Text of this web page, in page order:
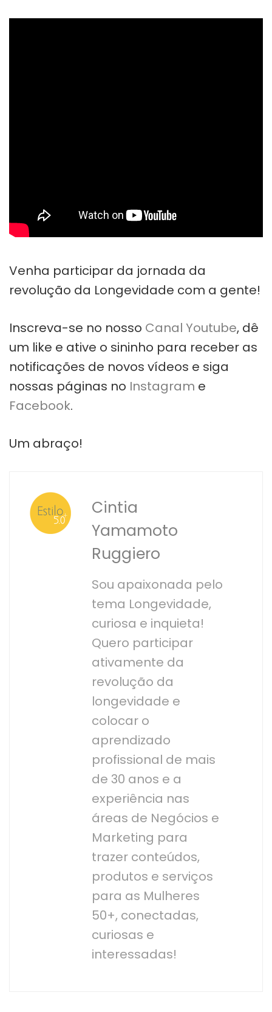
Venha participar da jornada da
revolução da Longevidade com a gente!
Inscreva-se no nosso Canal Youtube, dê
um like e ative o sininho para receber as
notificações de novos vídeos e siga
nossas páginas no Instagram e
Facebook.
Um abraço!
Cintia
Yamamoto
Ruggiero
Sou apaixonada pelo
tema Longevidade,
curiosa e inquieta!
Quero participar
ativamente da
revolução da
longevidade e
colocar o
aprendizado
profissional de mais
de 30 anos e a
experiência nas
áreas de Negócios e
Marketing para
trazer conteúdos,
produtos e serviços
para as Mulheres
50+, conectadas,
curiosas e
interessadas!